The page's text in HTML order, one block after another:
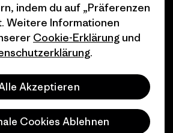
Rights Reserved.
indem du auf „Präferenzen
Weitere Informationen
Cookie-Erklärung und
.
Akzeptieren
Cookies Ablehnen